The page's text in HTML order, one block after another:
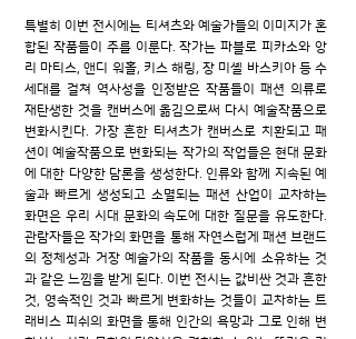
특별히 이번 전시에는 티셔츠와 예술가들의 이미지가 혼
합된 작품들이 주를 이룬다. 작가는 파블로 피카소와 앙
리 마티스, 앤디 워홀, 키스 해링, 장 미셸 바스키아 등 수
세대를 걸쳐 역사성을 인정받은 작품들이 패션 의류로
재탄생한 것을 캔버스에 옮김으로써 다시 예술작품으로
변화시킨다. 가장 흔한 티셔츠가 캔버스로 치환되고 패
션이 예술작품으로 변화되는 작가의 작업들은 현대 문화
에 대한 다양한 담론을 생성한다. 인류와 함께 지속된 예
술과 빠르게 생성되고 소멸되는 패션 산업이 교차하는
화면은 우리 시대 문화의 속도에 대한 질문을 유도한다.
관람자들은 작가의 화면을 통해 자연스럽게 패션 브랜드
의 정체성과 거장 예술가의 작품을 동시에 소유하는 것
과 같은 느낌을 받게 된다. 이번 전시는 값비싼 것과 흔한
것, 영속적인 것과 빠르게 변화하는 것들이 교차하는 트
래비스 피쉬의 화면을 통해 인간의 욕망과 그로 인해 변